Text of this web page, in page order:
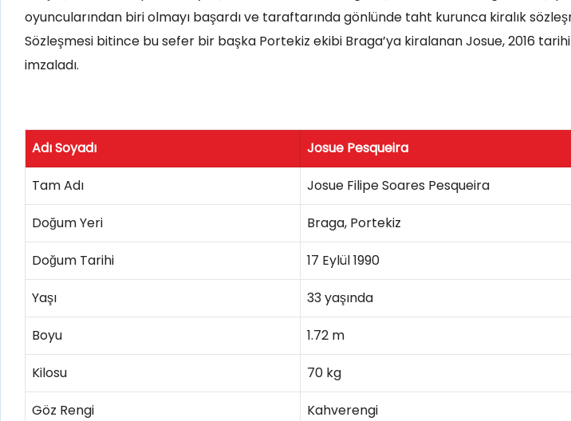
oyuncularından biri olmayı başardı ve taraftarında gönlünde taht kurunca kiralık
Sözleşmesi bitince bu sefer bir başka Portekiz ekibi Braga’ya kiralanan Josue, 2016
imzaladı.
Adı Soyadı Josue Pesqueira
Tam Adı Josue Filipe Soares Pesqueira
Doğum Yeri Braga, Portekiz
Doğum Tarihi 17 Eylül 1990
Yaşı 33 yaşında
Boyu 1.72 m
Kilosu 70 kg
Göz Rengi Kahverengi